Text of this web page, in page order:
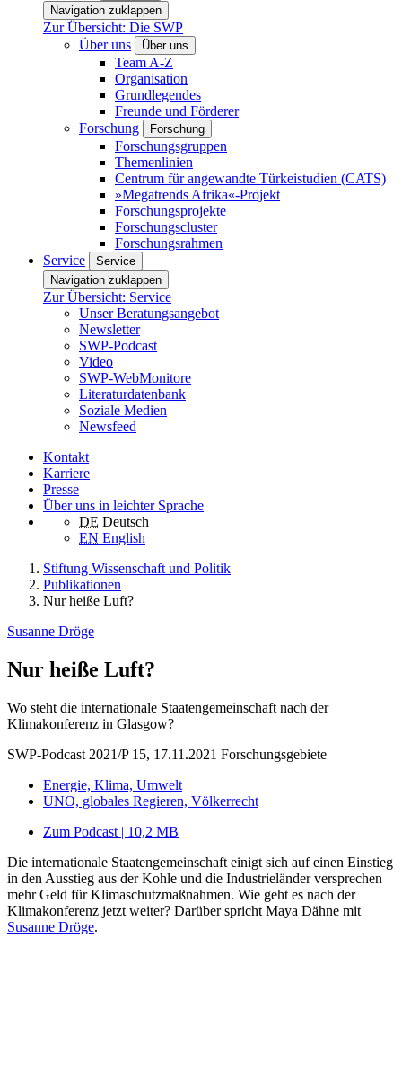
Navigation zuklappen
Zur Übersicht: Die SWP
Über uns
Über uns
Team A-Z
Organisation
Grundlegendes
Freunde und Förderer
Forschung
Forschung
Forschungsgruppen
Themenlinien
Centrum für angewandte Türkeistudien (CATS)
»Megatrends Afrika«-Projekt
Forschungsprojekte
Forschungscluster
Forschungsrahmen
Service
Service
Navigation zuklappen
Zur Übersicht: Service
Unser Beratungsangebot
Newsletter
SWP-Podcast
Video
SWP-WebMonitore
Literaturdatenbank
Soziale Medien
Newsfeed
Kontakt
Karriere
Presse
Über uns in leichter Sprache
DE Deutsch
EN English
Stiftung Wissenschaft und Politik
Publikationen
Nur heiße Luft?
Susanne Dröge
Nur heiße Luft?
Wo steht die internationale Staatengemeinschaft nach der
Klimakonferenz in Glasgow?
SWP-Podcast 2021/P 15, 17.11.2021 Forschungsgebiete
Energie, Klima, Umwelt
UNO, globales Regieren, Völkerrecht
Zum Podcast | 10,2 MB
Die internationale Staatengemeinschaft einigt sich auf einen Einstieg
in den Ausstieg aus der Kohle und die Industrieländer versprechen
mehr Geld für Klimaschutzmaßnahmen. Wie geht es nach der
Klimakonferenz jetzt weiter? Darüber spricht Maya Dähne mit
Susanne Dröge.